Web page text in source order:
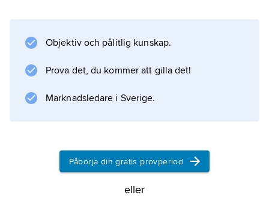
övergick i slutskedet till kung Perseus. Efter
och fördes i fångenskap till Rom. Han skall ha
givit namn åt gentianaväxterna, såsom den
förste som insåg deras medicinska betydelse.
Information om artikeln
Objektiv och pålitlig kunskap.
Prova det, du kommer att gilla det!
Marknadsledare i Sverige.
Påbörja din gratis provperiod
eller